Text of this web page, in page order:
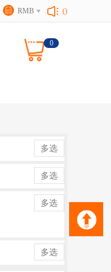
RMB ()
0
多选
多选
多选
多选